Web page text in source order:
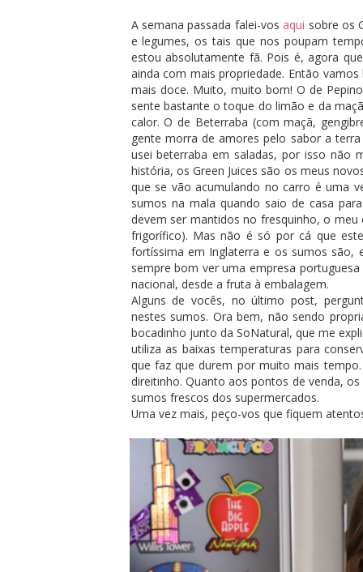
A semana passada falei-vos aqui sobre os
e legumes, os tais que nos poupam
estou absolutamente fã. Pois é, agora
ainda com mais propriedade. Então
mais doce. Muito, muito bom! O de
sente bastante o toque do limão e da
calor. O de Beterraba (com maçã,
gente morra de amores pelo sabor a
usei beterraba em saladas, por isso não
história, os Green Juices são os meus
que se vão acumulando no carro é uma
sumos na mala quando saio de casa
devem ser mantidos no fresquinho, o
frigorífico). Mas não é só por cá que
fortíssima em Inglaterra e os sumos são,
sempre bom ver uma empresa
nacional, desde a fruta à embalagem.
Alguns de vocês, no último post,
nestes sumos. Ora bem, não sendo
bocadinho junto da SoNatural, que me
utiliza as baixas temperaturas para
que faz que durem por muito mais
direitinho. Quanto aos pontos de venda,
sumos frescos dos supermercados.
Uma vez mais, peço-vos que fiquem